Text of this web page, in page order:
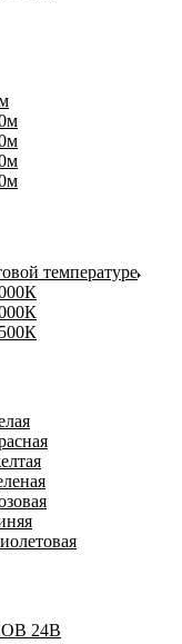
температуре
24В